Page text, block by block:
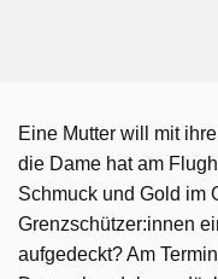
Eine Mutter will mit
die Dame hat am
Schmuck und Gold im
Grenzschützer:innen
aufgedeckt? Am